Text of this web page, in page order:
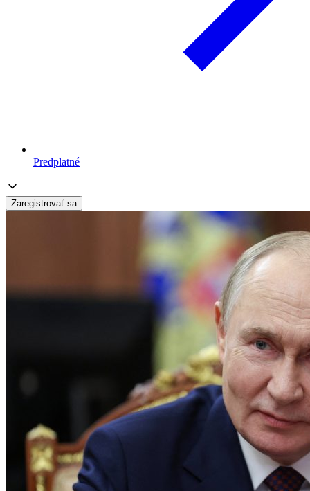
Predplatné
Zaregistrovať sa